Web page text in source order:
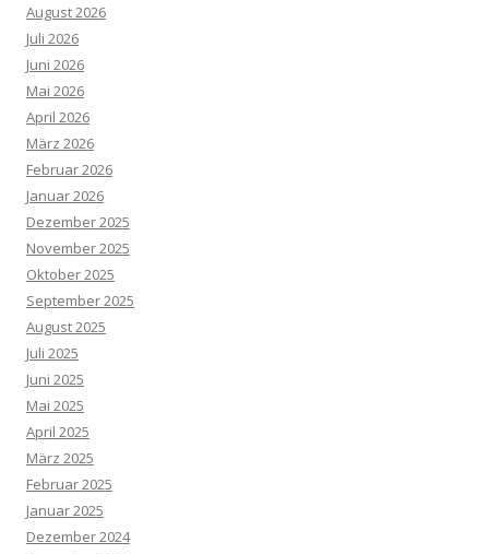
August 2026
Juli 2026
Juni 2026
Mai 2026
April 2026
März 2026
Februar 2026
Januar 2026
Dezember 2025
November 2025
Oktober 2025
September 2025
August 2025
Juli 2025
Juni 2025
Mai 2025
April 2025
März 2025
Februar 2025
Januar 2025
Dezember 2024